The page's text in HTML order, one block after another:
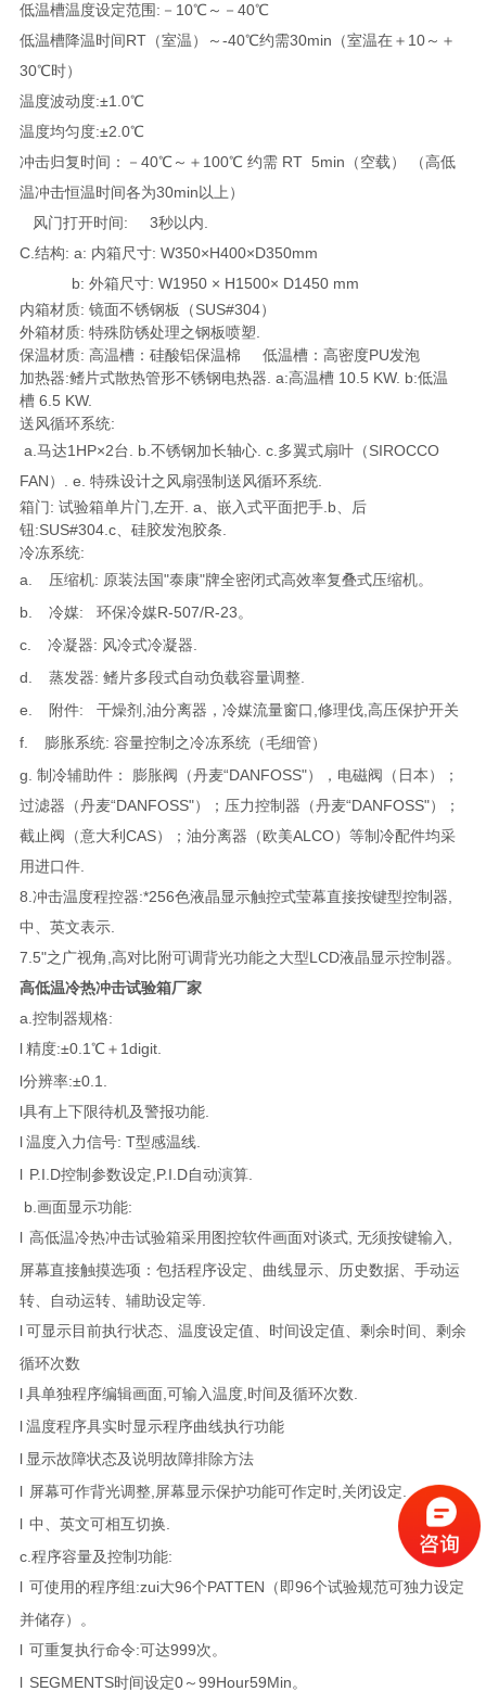
低温槽温度设定范围:－10℃～－40℃
低温槽降温时间RT（室温）～-40℃约需30min（室温在＋10～＋
30℃时）
温度波动度:±1.0℃
温度均匀度:±2.0℃
冲击归复时间：－40℃～＋100℃ 约需 RT 5min（空载） （高低
温冲击恒温时间各为30min以上）
风门打开时间: 3秒以内.
C.结构: a: 内箱尺寸: W350×H400×D350mm
b: 外箱尺寸: W1950 × H1500× D1450 mm
内箱材质: 镜面不锈钢板（SUS#304）
外箱材质: 特殊防锈处理之钢板喷塑.
保温材质: 高温槽：硅酸铝保温棉 低温槽：高密度PU发泡
加热器:鳍片式散热管形不锈钢电热器. a:高温槽 10.5 KW. b:低温
槽 6.5 KW.
送风循环系统:
a.马达1HP×2台. b.不锈钢加长轴心. c.多翼式扇叶（SIROCCO
FAN）. e. 特殊设计之风扇强制送风循环系统.
箱门: 试验箱单片门,左开. a、嵌入式平面把手.b、后
钮:SUS#304.c、硅胶发泡胶条.
冷冻系统:
a.
压缩机: 原装法国"泰康"牌全密闭式高效率复叠式压缩机。
b.
冷媒: 环保冷媒R-507/R-23。
c.
冷凝器: 风冷式冷凝器.
d.
蒸发器: 鳍片多段式自动负载容量调整.
e.
附件: 干燥剂,油分离器，冷媒流量窗口,修理伐,高压保护开关
f.
膨胀系统: 容量控制之冷冻系统（毛细管）
g. 制冷辅助件： 膨胀阀（丹麦“DANFOSS"），电磁阀（日本）；
过滤器（丹麦“DANFOSS"）；压力控制器（丹麦“DANFOSS"）；
截止阀（意大利CAS）；油分离器（欧美ALCO）等制冷配件均采
用进口件.
8.冲击温度程控器:*256色液晶显示触控式莹幕直接按键型控制器,
中、英文表示.
7.5"之广视角,高对比附可调背光功能之大型LCD液晶显示控制器。
高低温冷热冲击试验箱厂家
a.控制器规格:
l精度:±0.1℃＋1digit.
l分辨率:±0.1.
l具有上下限待机及警报功能.
l温度入力信号: T型感温线.
l P.I.D控制参数设定,P.I.D自动演算.
b.画面显示功能:
l 高低温冷热冲击试验箱采用图控软件画面对谈式, 无须按键输入,
屏幕直接触摸选项：包括程序设定、曲线显示、历史数据、手动运
转、自动运转、辅助设定等.
l可显示目前执行状态、温度设定值、时间设定值、剩余时间、剩余
循环次数
l具单独程序编辑画面,可输入温度,时间及循环次数.
l温度程序具实时显示程序曲线执行功能
l 显示故障状态及说明故障排除方法
l 屏幕可作背光调整,屏幕显示保护功能可作定时,关闭设定.
l 中、英文可相互切换.
c.程序容量及控制功能:
l 可使用的程序组:zui大96个PATTEN（即96个试验规范可独力设定
并储存）。
l 可重复执行命令:可达999次。
l SEGMENTS时间设定0～99Hour59Min。